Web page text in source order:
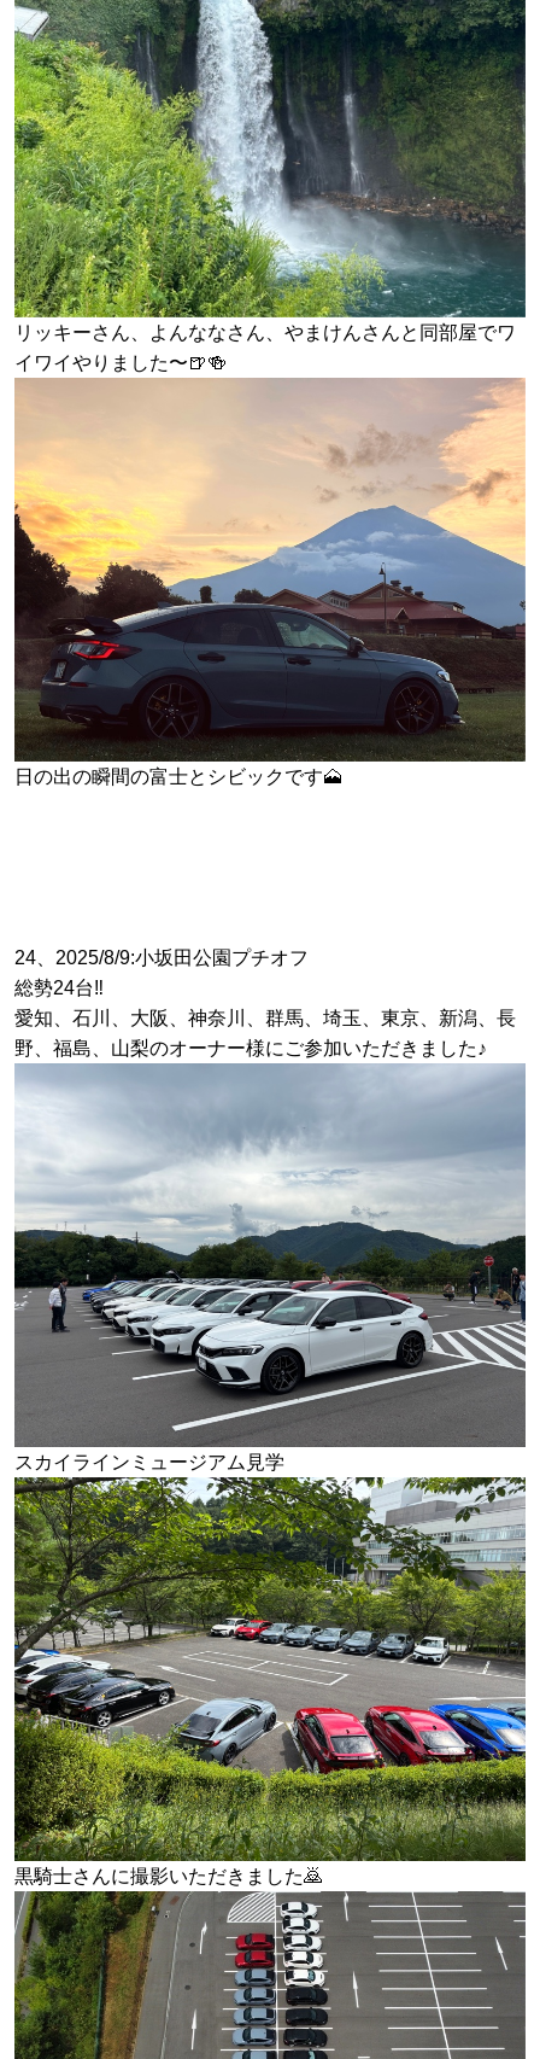
リッキーさん、よんななさん、やまけんさんと同部屋でワ
イワイやりました〜🍺🍻
日の出の瞬間の富士とシビックです🗻
24、2025/8/9:小坂田公園プチオフ
総勢24台‼️
愛知、石川、大阪、神奈川、群馬、埼玉、東京、新潟、長
野、福島、山梨のオーナー様にご参加いただきました♪
スカイラインミュージアム見学
黒騎士さんに撮影いただきました🙇